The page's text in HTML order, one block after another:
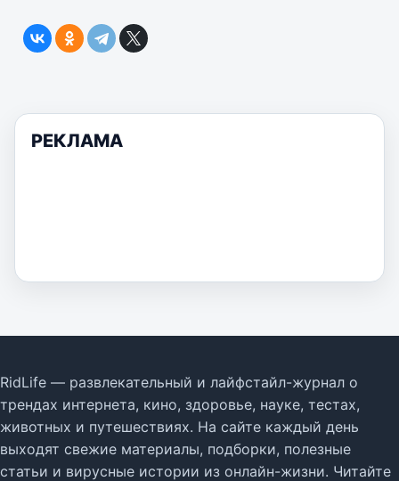
РЕКЛАМА
RidLife — развлекательный и лайфстайл-журнал о
трендах интернета, кино, здоровье, науке, тестах,
животных и путешествиях. На сайте каждый день
выходят свежие материалы, подборки, полезные
статьи и вирусные истории из онлайн-жизни. Читайте